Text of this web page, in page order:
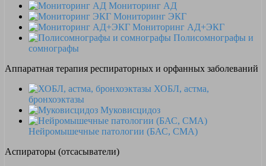
Мониторинг АД
Мониторинг ЭКГ
Мониторинг АД+ЭКГ
Полисомнографы и
сомнографы
Аппаратная терапия респираторных и орфанных заболеваний
ХОБЛ, астма,
бронхоэктазы
Муковисцидоз
Нейромышечные патологии (БАС, СМА)
Аспираторы (отсасыватели)